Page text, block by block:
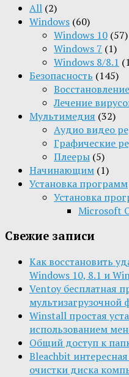
All (2)
Windows (60)
Windows 10 (57)
Windows 7 (1)
Windows 8/8.1
Безопасность (145)
Лечение
Мультимедия (32)
Aудио видео
Графические
Плееры (5)
Начинающим (1)
Установка программ
Установка
Microsoft
Свежие записи
Как восстановить
Windows 10, 8.1 и
Ventoy бесплатная
мультизагрузочной
Winstall простая
использованием
Общий доступ к
Bleachbit
очистки диска